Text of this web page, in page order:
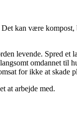
kan være
levende. Spred et
omdannet til
for ikke at skade
at arbejde med.